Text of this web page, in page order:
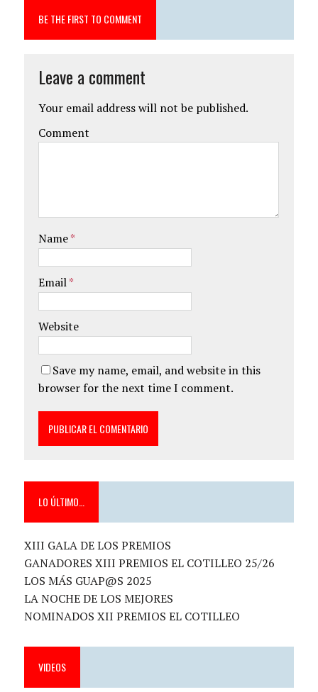
BE THE FIRST TO COMMENT
Leave a comment
Your email address will not be published.
Comment
Name*
Email*
Website
Save my name, email, and website in this
browser for the next time I comment.
LO ÚLTIMO…
XIII GALA DE LOS PREMIOS
GANADORES XIII PREMIOS EL COTILLEO 25/26
LOS MÁS GUAP@S 2025
LA NOCHE DE LOS MEJORES
NOMINADOS XII PREMIOS EL COTILLEO
VIDEOS